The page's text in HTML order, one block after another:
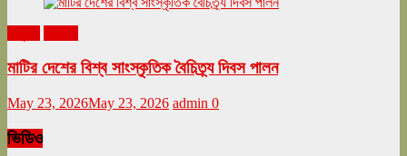
মাটির দেশের বিশ্ব সাংস্কৃতিক বৈচিত্র্য দিবস পালন
May 23, 2026May 23, 2026 admin 0
ভিডিও